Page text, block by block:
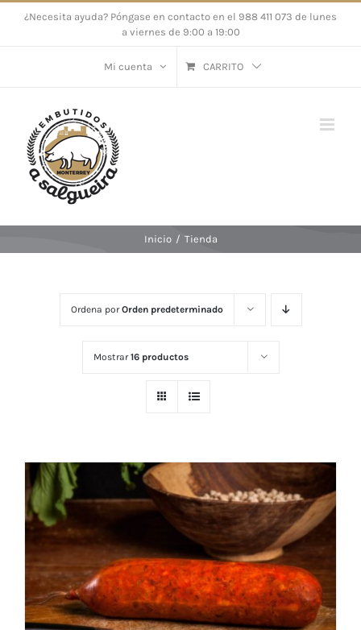
Saltar¿Necesita ayuda? Póngase en contacto en el 988 411 073 de lunes
a viernes de 9:00 a 19:00
Mi cuenta CARRITO
Inicio / Tienda
Ordena porOrden predeterminado
Mostrar16 productos